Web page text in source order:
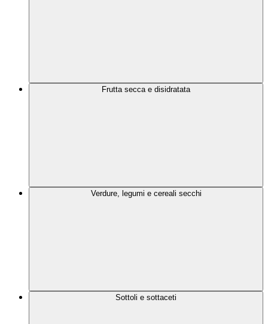
Frutta secca e disidratata
Verdure, legumi e cereali secchi
Sottoli e sottaceti